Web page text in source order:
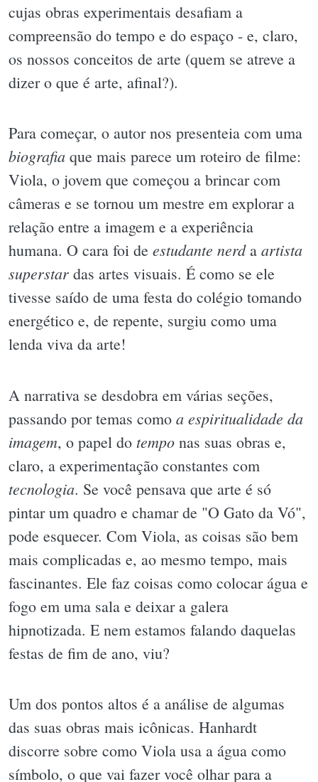
cujas obras experimentais desafiam a
compreensão do tempo e do espaço - e, claro,
os nossos conceitos de arte (quem se atreve a
dizer o que é arte, afinal?).
Para começar, o autor nos presenteia com uma
biografia que mais parece um roteiro de filme:
Viola, o jovem que começou a brincar com
câmeras e se tornou um mestre em explorar a
relação entre a imagem e a experiência
humana. O cara foi de estudante nerda artista
superstar das artes visuais. É como se ele
tivesse saído de uma festa do colégio tomando
energético e, de repente, surgiu como uma
lenda viva da arte!
A narrativa se desdobra em várias seções,
passando por temas como a espiritualidade da
imagem, o papel do tempo nas suas obras e,
claro, a experimentação constantes com
tecnologia. Se você pensava que arte é só
pintar um quadro e chamar de "O Gato da Vó",
pode esquecer. Com Viola, as coisas são bem
mais complicadas e, ao mesmo tempo, mais
fascinantes. Ele faz coisas como colocar água e
fogo em uma sala e deixar a galera
hipnotizada. E nem estamos falando daquelas
festas de fim de ano, viu?
Um dos pontos altos é a análise de algumas
das suas obras mais icônicas. Hanhardt
discorre sobre como Viola usa a água como
símbolo, o que vai fazer você olhar para a